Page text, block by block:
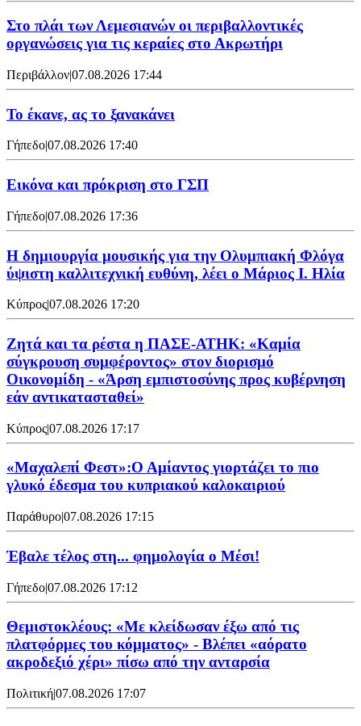
Στο πλάι των Λεμεσιανών οι περιβαλλοντικές
οργανώσεις για τις κεραίες στο Ακρωτήρι
Περιβάλλον|07.08.2026 17:44
Το έκανε, ας το ξανακάνει
Γήπεδο|07.08.2026 17:40
Εικόνα και πρόκριση στο ΓΣΠ
Γήπεδο|07.08.2026 17:36
Η δημιουργία μουσικής για την Ολυμπιακή Φλόγα
ύψιστη καλλιτεχνική ευθύνη, λέει ο Μάριος Ι. Ηλία
Κύπρος|07.08.2026 17:20
Ζητά και τα ρέστα η ΠΑΣΕ-ΑΤΗΚ: «Καμία
σύγκρουση συμφέροντος» στον διορισμό
Οικονομίδη - «Άρση εμπιστοσύνης προς κυβέρνηση
εάν αντικατασταθεί»
Κύπρος|07.08.2026 17:17
«Μαχαλεπί Φεστ»:Ο Αμίαντος γιορτάζει το πιο
γλυκό έδεσμα του κυπριακού καλοκαιριού
Παράθυρο|07.08.2026 17:15
Έβαλε τέλος στη... φημολογία o Μέσι!
Γήπεδο|07.08.2026 17:12
Θεμιστοκλέους: «Με κλείδωσαν έξω από τις
πλατφόρμες του κόμματος» - Βλέπει «αόρατο
ακροδεξιό χέρι» πίσω από την ανταρσία
Πολιτική|07.08.2026 17:07